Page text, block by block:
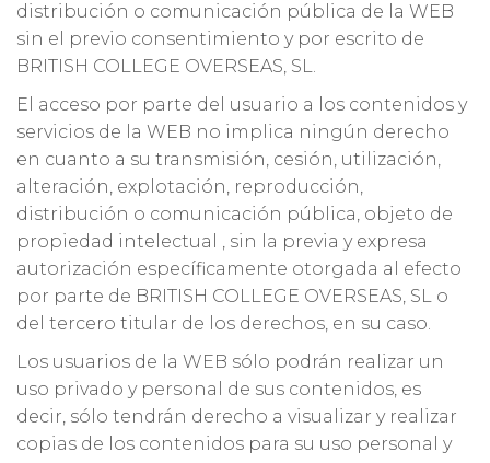
distribución o comunicación pública de la WEB
sin el previo consentimiento y por escrito de
BRITISH COLLEGE OVERSEAS, SL.
El acceso por parte del usuario a los contenidos y
servicios de la WEB no implica ningún derecho
en cuanto a su transmisión, cesión, utilización,
alteración, explotación, reproducción,
distribución o comunicación pública, objeto de
propiedad intelectual , sin la previa y expresa
autorización específicamente otorgada al efecto
por parte de BRITISH COLLEGE OVERSEAS, SL o
del tercero titular de los derechos, en su caso.
Los usuarios de la WEB sólo podrán realizar un
uso privado y personal de sus contenidos, es
decir, sólo tendrán derecho a visualizar y realizar
copias de los contenidos para su uso personal y